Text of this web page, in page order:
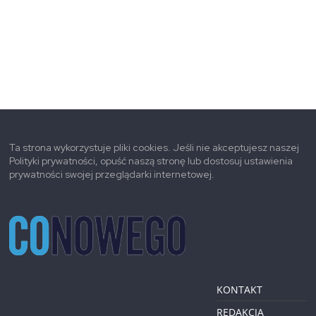
Ta strona wykorzystuje pliki cookies. Jeśli nie akceptujesz naszej
Polityki prywatności, opuść naszą stronę lub dostosuj ustawienia
prywatności swojej przeglądarki internetowej.
KONTAKT
REDAKCJA